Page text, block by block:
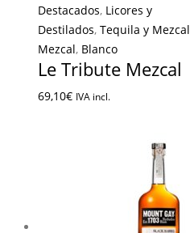
Destacados, Licores y
Destilados, Tequila y Mezcal
Mezcal, Blanco
Le Tribute Mezcal
69,10€ IVA incl.